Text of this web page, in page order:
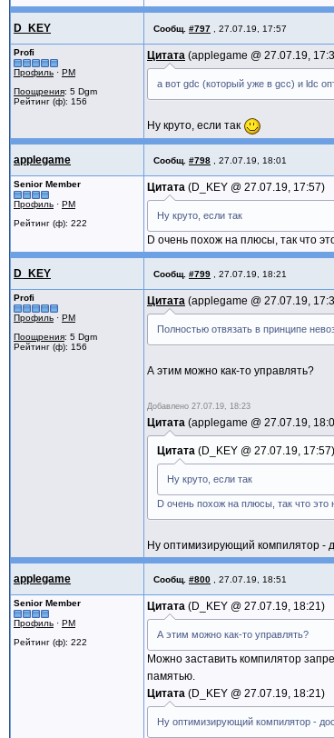
D_KEY Сообщ. #797 27.07.19, 17:57
Profi
Профиль · PM
Поощрения: 5 Dgm
Рейтинг (ф): 156
Цитата applegame @ 27.07.19,
а вот gdc (который уже в gcc) и ldc
Ну круто, если так
applegame Сообщ. #798 27.07.19, 18:01
Senior Member
Профиль · PM
Рейтинг (ф): 222
Цитата D_KEY @ 27.07.19, 17:57
Ну круто, если так
D очень похож на плюсы, так что
D_KEY Сообщ. #799 27.07.19, 18:21
Profi
Профиль · PM
Поощрения: 5 Dgm
Рейтинг (ф): 156
Цитата applegame @ 27.07.19,
Полностью отвязать в принципе
А этим можно как-то управлять?
Добавлено 27.07.19, 18:23
Цитата applegame @ 27.07.19,
Цитата D_KEY @ 27.07.19, 17:57
Ну круто, если так
D очень похож на плюсы, так что это
Ну оптимизирующий компилятор -
applegame Сообщ. #800 27.07.19, 18:51
Senior Member
Профиль · PM
Рейтинг (ф): 222
Цитата D_KEY @ 27.07.19, 18:21
А этим можно как-то управлять?
Можно заставить компилятор
памятью.
Цитата
D_KEY @ 27.07.19, 18:21
Ну оптимизирующий компилятор -